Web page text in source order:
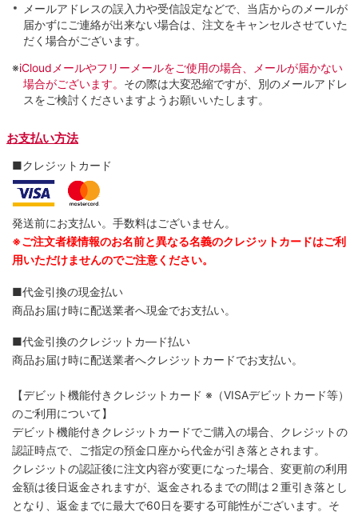
メールアドレスの誤入力や受信設定などで、当店からのメールが
届かずにご連絡が出来ない場合は、注文をキャンセルさせていた
だく場合がございます。
※iCloudメールやフリーメールをご使用の場合、メールが届かない
場合がございます。 その際は大変恐縮ですが、別のメールアドレ
スをご検討くださいますようお願いいたします。
お支払い方法
■クレジットカード
発送前にお支払い。手数料はございません。
※ご注文者様情報のお名前と異なる名義のクレジットカードはご利
用いただけませんのでご注意ください。
■代金引換の現金払い
商品お届け時に配送業者へ現金でお支払い。
■代金引換のクレジットカ―ド払い
商品お届け時に配送業者へクレジットカードでお支払い。
【デビット機能付きクレジットカード ※（VISAデビットカード等）
のご利用について】
デビット機能付きクレジットカードでご購入の場合、クレジットの
認証時点で、ご指定の預金口座から代金が引き落とされます。
クレジットの認証後に注文内容が変更になった場合、変更前の利用
金額は後日返金されますが、返金されるまでの間は２重引き落とし
となり、返金までに最大で60日を要する可能性がございます。そ